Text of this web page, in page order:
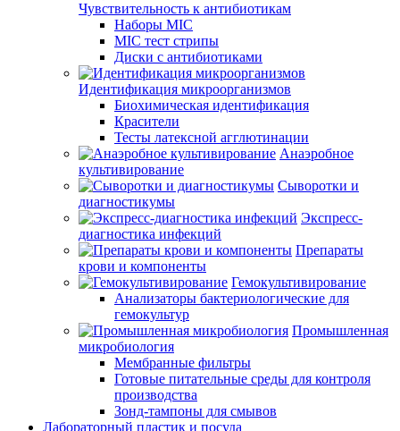
Чувствительность к антибиотикам
Наборы MIC
MIC тест стрипы
Диски с антибиотиками
Идентификация микроорганизмов
Биохимическая идентификация
Красители
Тесты латексной агглютинации
Анаэробное
культивирование
Сыворотки и
диагностикумы
Экспресс-
диагностика инфекций
Препараты
крови и компоненты
Гемокультивирование
Анализаторы бактериологические для
гемокультур
Промышленная
микробиология
Мембранные фильтры
Готовые питательные среды для контроля
производства
Зонд-тампоны для смывов
Лабораторный пластик и посуда